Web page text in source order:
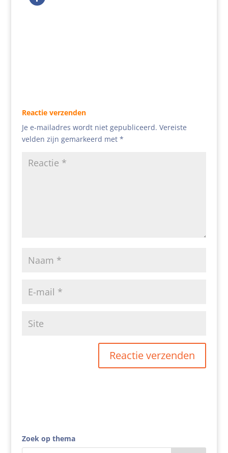
Reactie verzenden
Je e-mailadres wordt niet gepubliceerd. Vereiste
velden zijn gemarkeerd met *
Zoek op thema